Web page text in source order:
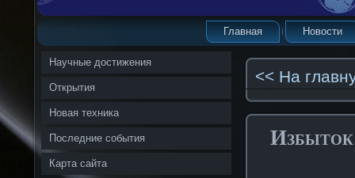
Главная Новости
Научные достижения
Открытия
Новая техника
Последние события
Карта сайта
<< На